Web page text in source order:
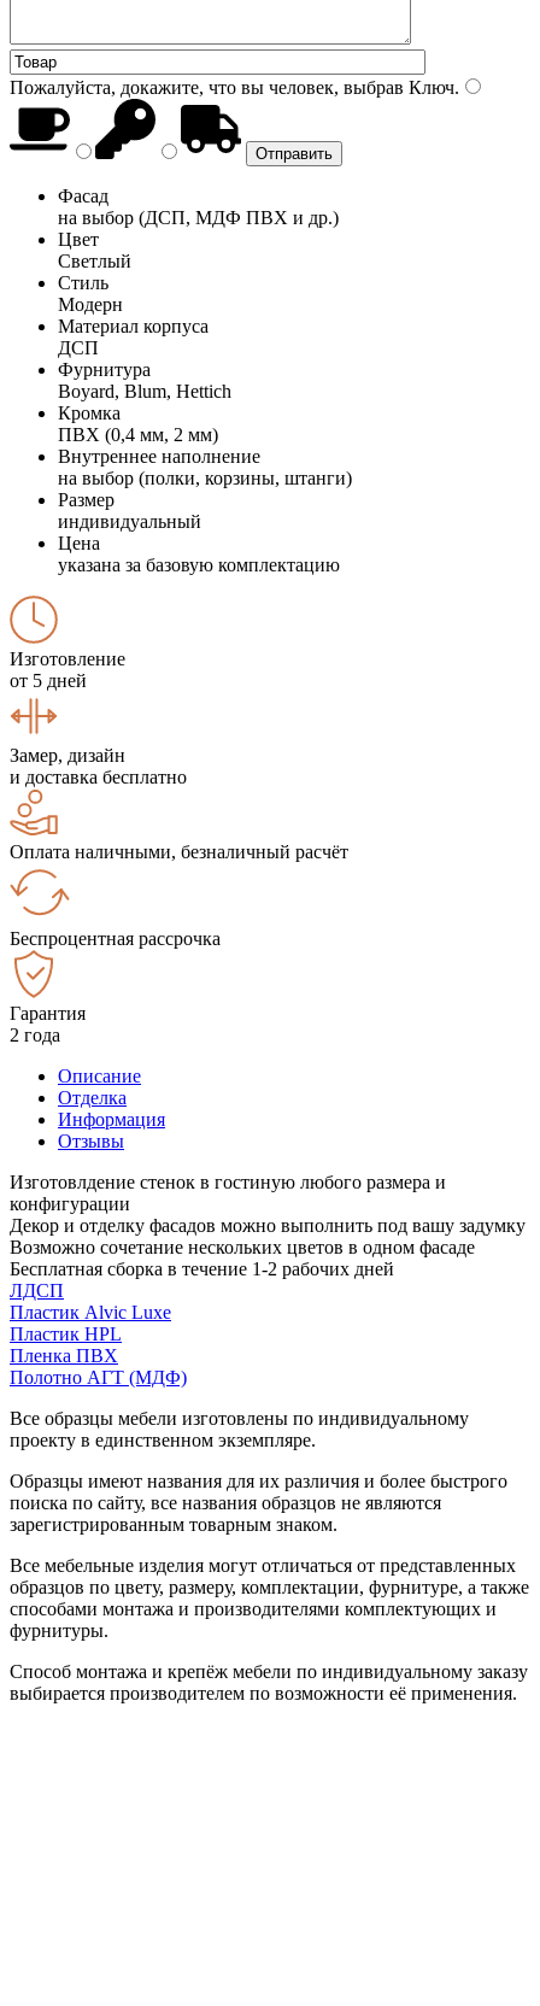
Пожалуйста, докажите, что вы человек, выбрав Ключ.
Фасад
на выбор (ДСП, МДФ ПВХ и др.)
Цвет
Светлый
Стиль
Модерн
Материал корпуса
ДСП
Фурнитура
Boyard, Blum, Hettich
Кромка
ПВХ (0,4 мм, 2 мм)
Внутреннее наполнение
на выбор (полки, корзины, штанги)
Размер
индивидуальный
Цена
указана за базовую комплектацию
Изготовление
от 5 дней
Замер, дизайн
и доставка бесплатно
Оплата наличными, безналичный расчёт
Беспроцентная рассрочка
Гарантия
2 года
Описание
Отделка
Информация
Отзывы
Изготовлдение стенок в гостиную любого размера и
конфигурации
Декор и отделку фасадов можно выполнить под вашу задумку
Возможно сочетание нескольких цветов в одном фасаде
Бесплатная сборка в течение 1-2 рабочих дней
ЛДСП
Пластик Alvic Luxe
Пластик HPL
Пленка ПВХ
Полотно АГТ (МДФ)
Все образцы мебели изготовлены по индивидуальному
проекту в единственном экземпляре.
Образцы имеют названия для их различия и более быстрого
поиска по сайту, все названия образцов не являются
зарегистрированным товарным знаком.
Все мебельные изделия могут отличаться от представленных
образцов по цвету, размеру, комплектации, фурнитуре, а также
способами монтажа и производителями комплектующих и
фурнитуры.
Способ монтажа и крепёж мебели по индивидуальному заказу
выбирается производителем по возможности её применения.